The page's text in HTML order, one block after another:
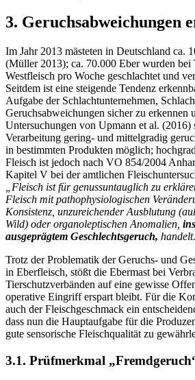
3. Geruchsabweichungen
Im Jahr 2013 mästeten in Deutschland ca.
(Müller 2013); ca. 70.000 Eber wurden bei
Westfleisch pro Woche geschlachtet und
Seitdem ist eine steigende Tendenz
Aufgabe der Schlachtunternehmen,
Geruchsabweichungen sicher zu erkennen
Untersuchungen von Upmann et al. (2016)
Verarbeitung gering- und mittelgradig
in bestimmten Produkten möglich;
Fleisch ist jedoch nach VO 854/2004
Kapitel V bei der amtlichen
„Fleisch ist für genussuntauglich zu
Fleisch mit pathophysiologischen
Konsistenz, unzureichender Ausblutung
Wild) oder organoleptischen Anomalien,
ausgeprägtem Geschlechtsgeruch,
Trotz der Problematik der Geruchs- und
in Eberfleisch, stößt die Ebermast bei
Tierschutzverbänden auf eine gewisse
operative Eingriff erspart bleibt. Für die
auch der Fleischgeschmack ein
dass nun die Hauptaufgabe für die
gute sensorische Fleischqualität zu
3.1. Prüfmerkmal